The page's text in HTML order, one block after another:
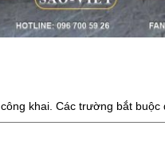
khai. Các trường bắt buộc